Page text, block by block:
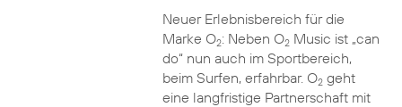
Neuer Erlebnisbereich für die
Marke O2: Neben O2Music ist „can
do“ nun auch im Sportbereich,
beim Surfen, erfahrbar. O2geht
eine langfristige Partnerschaft mit